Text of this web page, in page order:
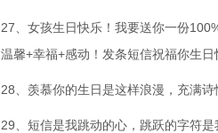
27、女孩生日快乐！我要送你一份
温馨+幸福+感动！发条短信祝福你生日
28、羡慕你的生日是这样浪漫，充满
29、短信是我跳动的心，跳跃的字符